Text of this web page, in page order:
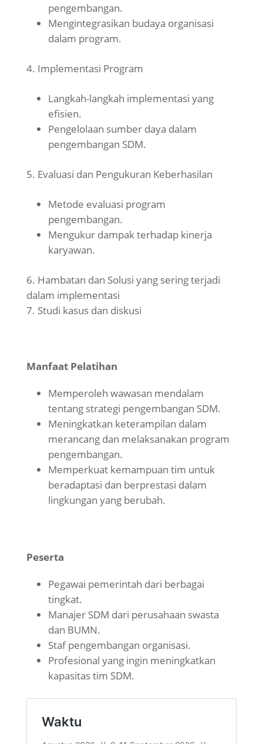
pengembangan.
Mengintegrasikan budaya organisasi
dalam program.
Implementasi Program
Langkah-langkah implementasi yang
efisien.
Pengelolaan sumber daya dalam
pengembangan SDM.
Evaluasi dan Pengukuran Keberhasilan
Metode evaluasi program
pengembangan.
Mengukur dampak terhadap kinerja
karyawan.
Hambatan dan Solusi yang sering terjadi
dalam implementasi
Studi kasus dan diskusi
Manfaat Pelatihan
Memperoleh wawasan mendalam
tentang strategi pengembangan SDM.
Meningkatkan keterampilan dalam
merancang dan melaksanakan program
pengembangan.
Memperkuat kemampuan tim untuk
beradaptasi dan berprestasi dalam
lingkungan yang berubah.
Peserta
Pegawai pemerintah dari berbagai
tingkat.
Manajer SDM dari perusahaan swasta
dan BUMN.
Staf pengembangan organisasi.
Profesional yang ingin meningkatkan
kapasitas tim SDM.